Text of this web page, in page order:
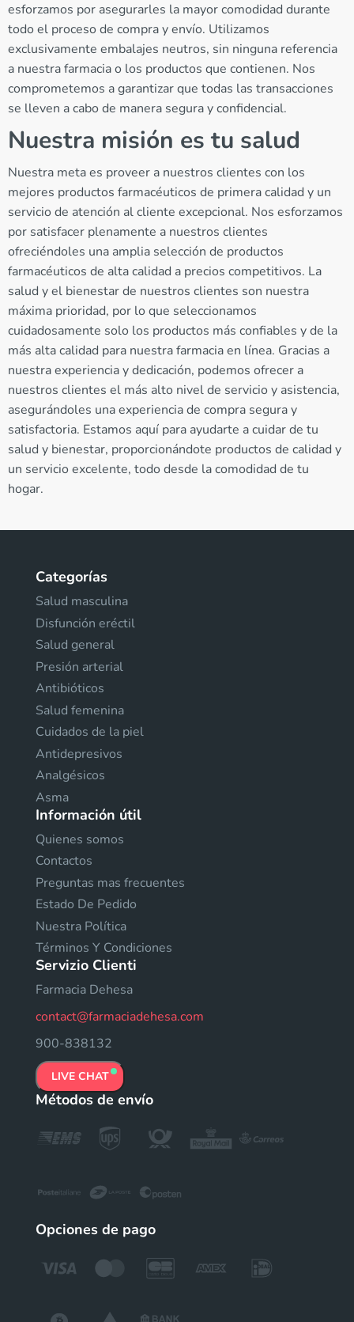
esforzamos por asegurarles la mayor comodidad durante
todo el proceso de compra y envío. Utilizamos
exclusivamente embalajes neutros, sin ninguna referencia
a nuestra farmacia o los productos que contienen. Nos
comprometemos a garantizar que todas las transacciones
se lleven a cabo de manera segura y confidencial.
Nuestra misión es tu salud
Nuestra meta es proveer a nuestros clientes con los
mejores productos farmacéuticos de primera calidad y un
servicio de atención al cliente excepcional. Nos esforzamos
por satisfacer plenamente a nuestros clientes
ofreciéndoles una amplia selección de productos
farmacéuticos de alta calidad a precios competitivos. La
salud y el bienestar de nuestros clientes son nuestra
máxima prioridad, por lo que seleccionamos
cuidadosamente solo los productos más confiables y de la
más alta calidad para nuestra farmacia en línea. Gracias a
nuestra experiencia y dedicación, podemos ofrecer a
nuestros clientes el más alto nivel de servicio y asistencia,
asegurándoles una experiencia de compra segura y
satisfactoria. Estamos aquí para ayudarte a cuidar de tu
salud y bienestar, proporcionándote productos de calidad y
un servicio excelente, todo desde la comodidad de tu
hogar.
Categorías
Salud masculina
Disfunción eréctil
Salud general
Presión arterial
Antibióticos
Salud femenina
Cuidados de la piel
Antidepresivos
Analgésicos
Asma
Información útil
Quienes somos
Contactos
Preguntas mas frecuentes
Estado De Pedido
Nuestra Política
Términos Y Condiciones
Servizio Clienti
Farmacia Dehesa
contact@farmaciadehesa.com
900-838132
LIVE CHAT
Métodos de envío
Opciones de pago